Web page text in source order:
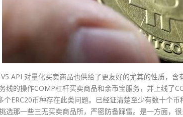
API 对量化买卖商品也供给了更友好的尤其的性质，含
线的操作COMP杠杆买卖商品和余币宝服务，并上线了
个ERC20币种存在此类问题。已经证清楚至少有数十个
选那一些三无买卖商品所，严密防备踩雷。是一方面，